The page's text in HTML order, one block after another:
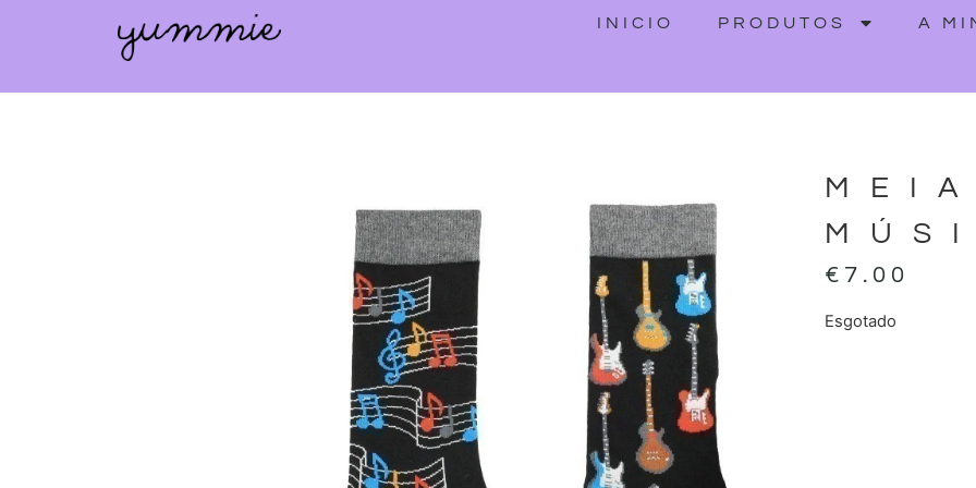
INICIO PRODUTOS A
€ 7.00
Esgotado